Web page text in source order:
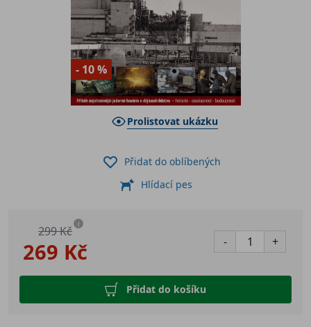
- 10 %
Prolistovat ukázku
269 Kč
299 Kč i
- +
Přidat do košíku
Přidat do oblíbených
Hlídací pes